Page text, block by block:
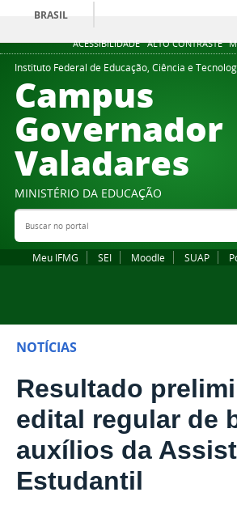
ACESSIBILIDADE ALTO CONTRASTE
BRASIL
Instituto Federal de Educação, Ciência e
Campus
Governador
Valadares
MINISTÉRIO DA EDUCAÇÃO
Buscar no portal
Meu IFMG SEI Moodle SUAP
NOTÍCIAS
Resultado
edital regular de
auxílios da
Estudantil